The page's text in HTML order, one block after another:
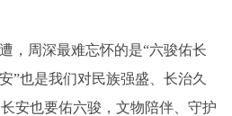
周深最难忘怀的是“六骏佑长
”也是我们对民族强盛、长治久
安也要佑六骏，文物陪伴、守护